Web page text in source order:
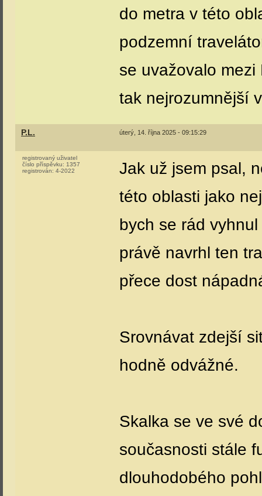
do metra v této
podzemní
se uvažovalo
tak nejrozumnější
P.L. úterý, 14. října 2025 - 09:15:29
registrovaný uživatel
číslo příspěvku: 1357
registrován: 4-2022
Jak už jsem psal,
této oblasti jako
bych se rád
právě navrhl ten
přece dost
Srovnávat zdejší
hodně odvážné.
Skalka se ve své
současnosti stále
dlouhodobého